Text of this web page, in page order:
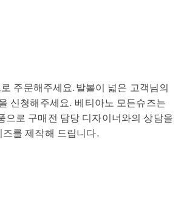
주문해주세요.발볼이 넓은 고객님의
신청해주세요. 베티아노 모든슈즈는
으로 구매전 담당 디자이너와의 상담을
를 제작해 드립니다.